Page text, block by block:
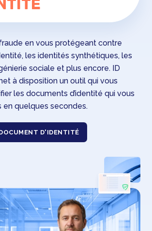
en vous protégeant contre
les identités synthétiques, les
sociale et plus encore. ID
à disposition un outil qui vous
les documents d’identité qui vous
en quelques secondes.
D'IDENTITÉ